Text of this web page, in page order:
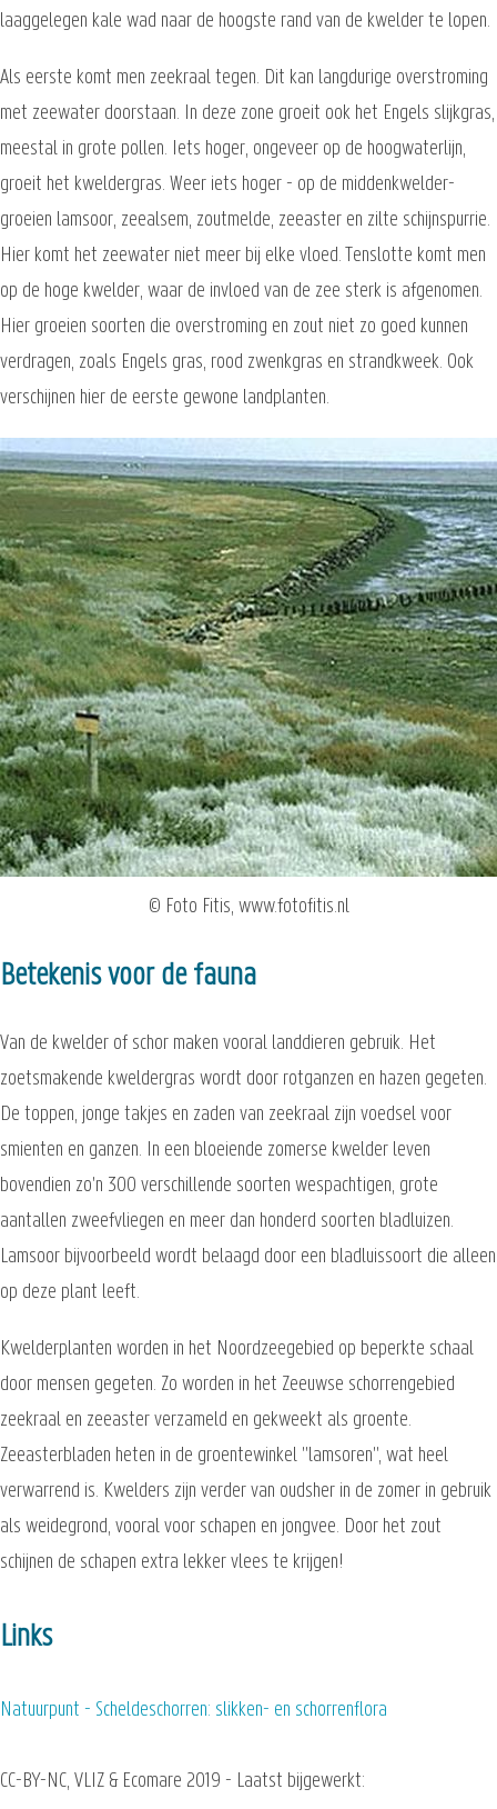
laaggelegen kale wad naar de hoogste rand van de kwelder te lopen.
Als eerste komt men zeekraal tegen. Dit kan langdurige overstroming
met zeewater doorstaan. In deze zone groeit ook het Engels slijkgras,
meestal in grote pollen. Iets hoger, ongeveer op de hoogwaterlijn,
groeit het kweldergras. Weer iets hoger - op de middenkwelder-
groeien lamsoor, zeealsem, zoutmelde, zeeaster en zilte schijnspurrie.
Hier komt het zeewater niet meer bij elke vloed. Tenslotte komt men
op de hoge kwelder, waar de invloed van de zee sterk is afgenomen.
Hier groeien soorten die overstroming en zout niet zo goed kunnen
verdragen, zoals Engels gras, rood zwenkgras en strandkweek. Ook
verschijnen hier de eerste gewone landplanten.
© Foto Fitis, www.fotofitis.nl
Betekenis voor de fauna
Van de kwelder of schor maken vooral landdieren gebruik. Het
zoetsmakende kweldergras wordt door rotganzen en hazen gegeten.
De toppen, jonge takjes en zaden van zeekraal zijn voedsel voor
smienten en ganzen. In een bloeiende zomerse kwelder leven
bovendien zo'n 300 verschillende soorten wespachtigen, grote
aantallen zweefvliegen en meer dan honderd soorten bladluizen.
Lamsoor bijvoorbeeld wordt belaagd door een bladluissoort die alleen
op deze plant leeft.
Kwelderplanten worden in het Noordzeegebied op beperkte schaal
door mensen gegeten. Zo worden in het Zeeuwse schorrengebied
zeekraal en zeeaster verzameld en gekweekt als groente.
Zeeasterbladen heten in de groentewinkel "lamsoren", wat heel
verwarrend is. Kwelders zijn verder van oudsher in de zomer in gebruik
als weidegrond, vooral voor schapen en jongvee. Door het zout
schijnen de schapen extra lekker vlees te krijgen!
Links
Natuurpunt - Scheldeschorren: slikken- en schorrenflora
CC-BY-NC, VLIZ & Ecomare 2019 - Laatst bijgewerkt: